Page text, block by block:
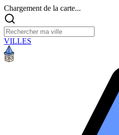
Chargement de la carte...
VILLES